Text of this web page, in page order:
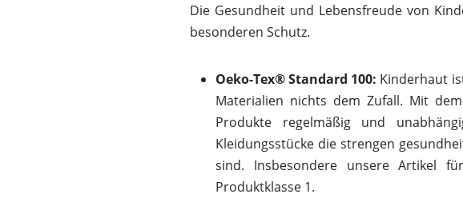
Die Gesundheit und Lebensfreude von
besonderen Schutz.
Oeko-Tex® Standard 100: Kinderhaut
Materialien nichts dem Zufall. Mit
Produkte regelmäßig und
Kleidungsstücke die strengen
sind. Insbesondere unsere Artikel
Produktklasse 1.